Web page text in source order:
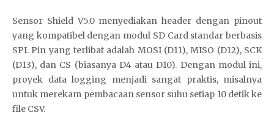
Sensor Shield V5.0 menyediakan header dengan pinout
yang kompatibel dengan modul SD Card standar berbasis
SPI. Pin yang terlibat adalah MOSI (D11), MISO (D12), SCK
(D13), dan CS (biasanya D4 atau D10). Dengan modul ini,
proyek data logging menjadi sangat praktis, misalnya
untuk merekam pembacaan sensor suhu setiap 10 detik ke
file CSV.